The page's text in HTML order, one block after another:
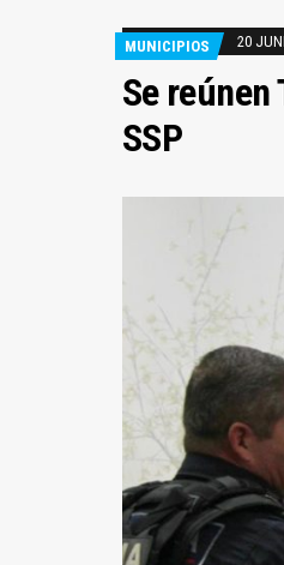
MUNICIPIOS 20
Se reúnen
SSP